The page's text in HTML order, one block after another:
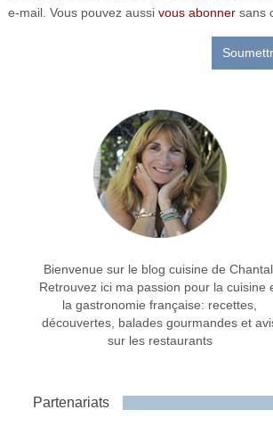
e-mail. Vous pouvez aussi vous abonnersans
Bienvenue sur le blog cuisine de
Retrouvez ici ma passion pour la cuisine
la gastronomie française: recettes,
découvertes, balades gourmandes et
sur les restaurants
Partenariats